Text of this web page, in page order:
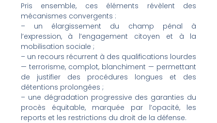
Pris ensemble, ces éléments révèlent des
mécanismes convergents :
– un élargissement du champ pénal à
l’expression, à l’engagement citoyen et à la
mobilisation sociale ;
– un recours récurrent à des qualifications lourdes
— terrorisme, complot, blanchiment — permettant
de justifier des procédures longues et des
détentions prolongées ;
– une dégradation progressive des garanties du
procès équitable, marquée par l’opacité, les
reports et les restrictions du droit de la défense.